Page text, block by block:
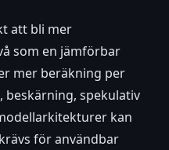
att bli mer
som en jämförbar
mer beräkning per
beskärning, spekulativ
kan
för användbar